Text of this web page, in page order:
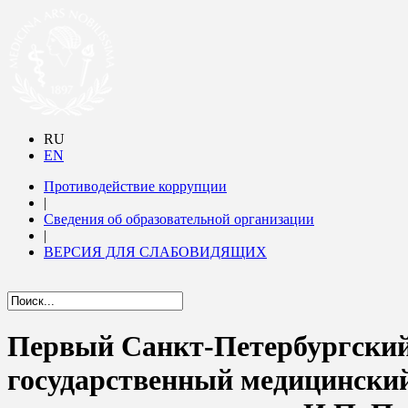
RU
EN
Противодействие коррупции
|
Сведения об образовательной организации
|
ВЕРСИЯ ДЛЯ СЛАБОВИДЯЩИХ
Первый Санкт-
государственный